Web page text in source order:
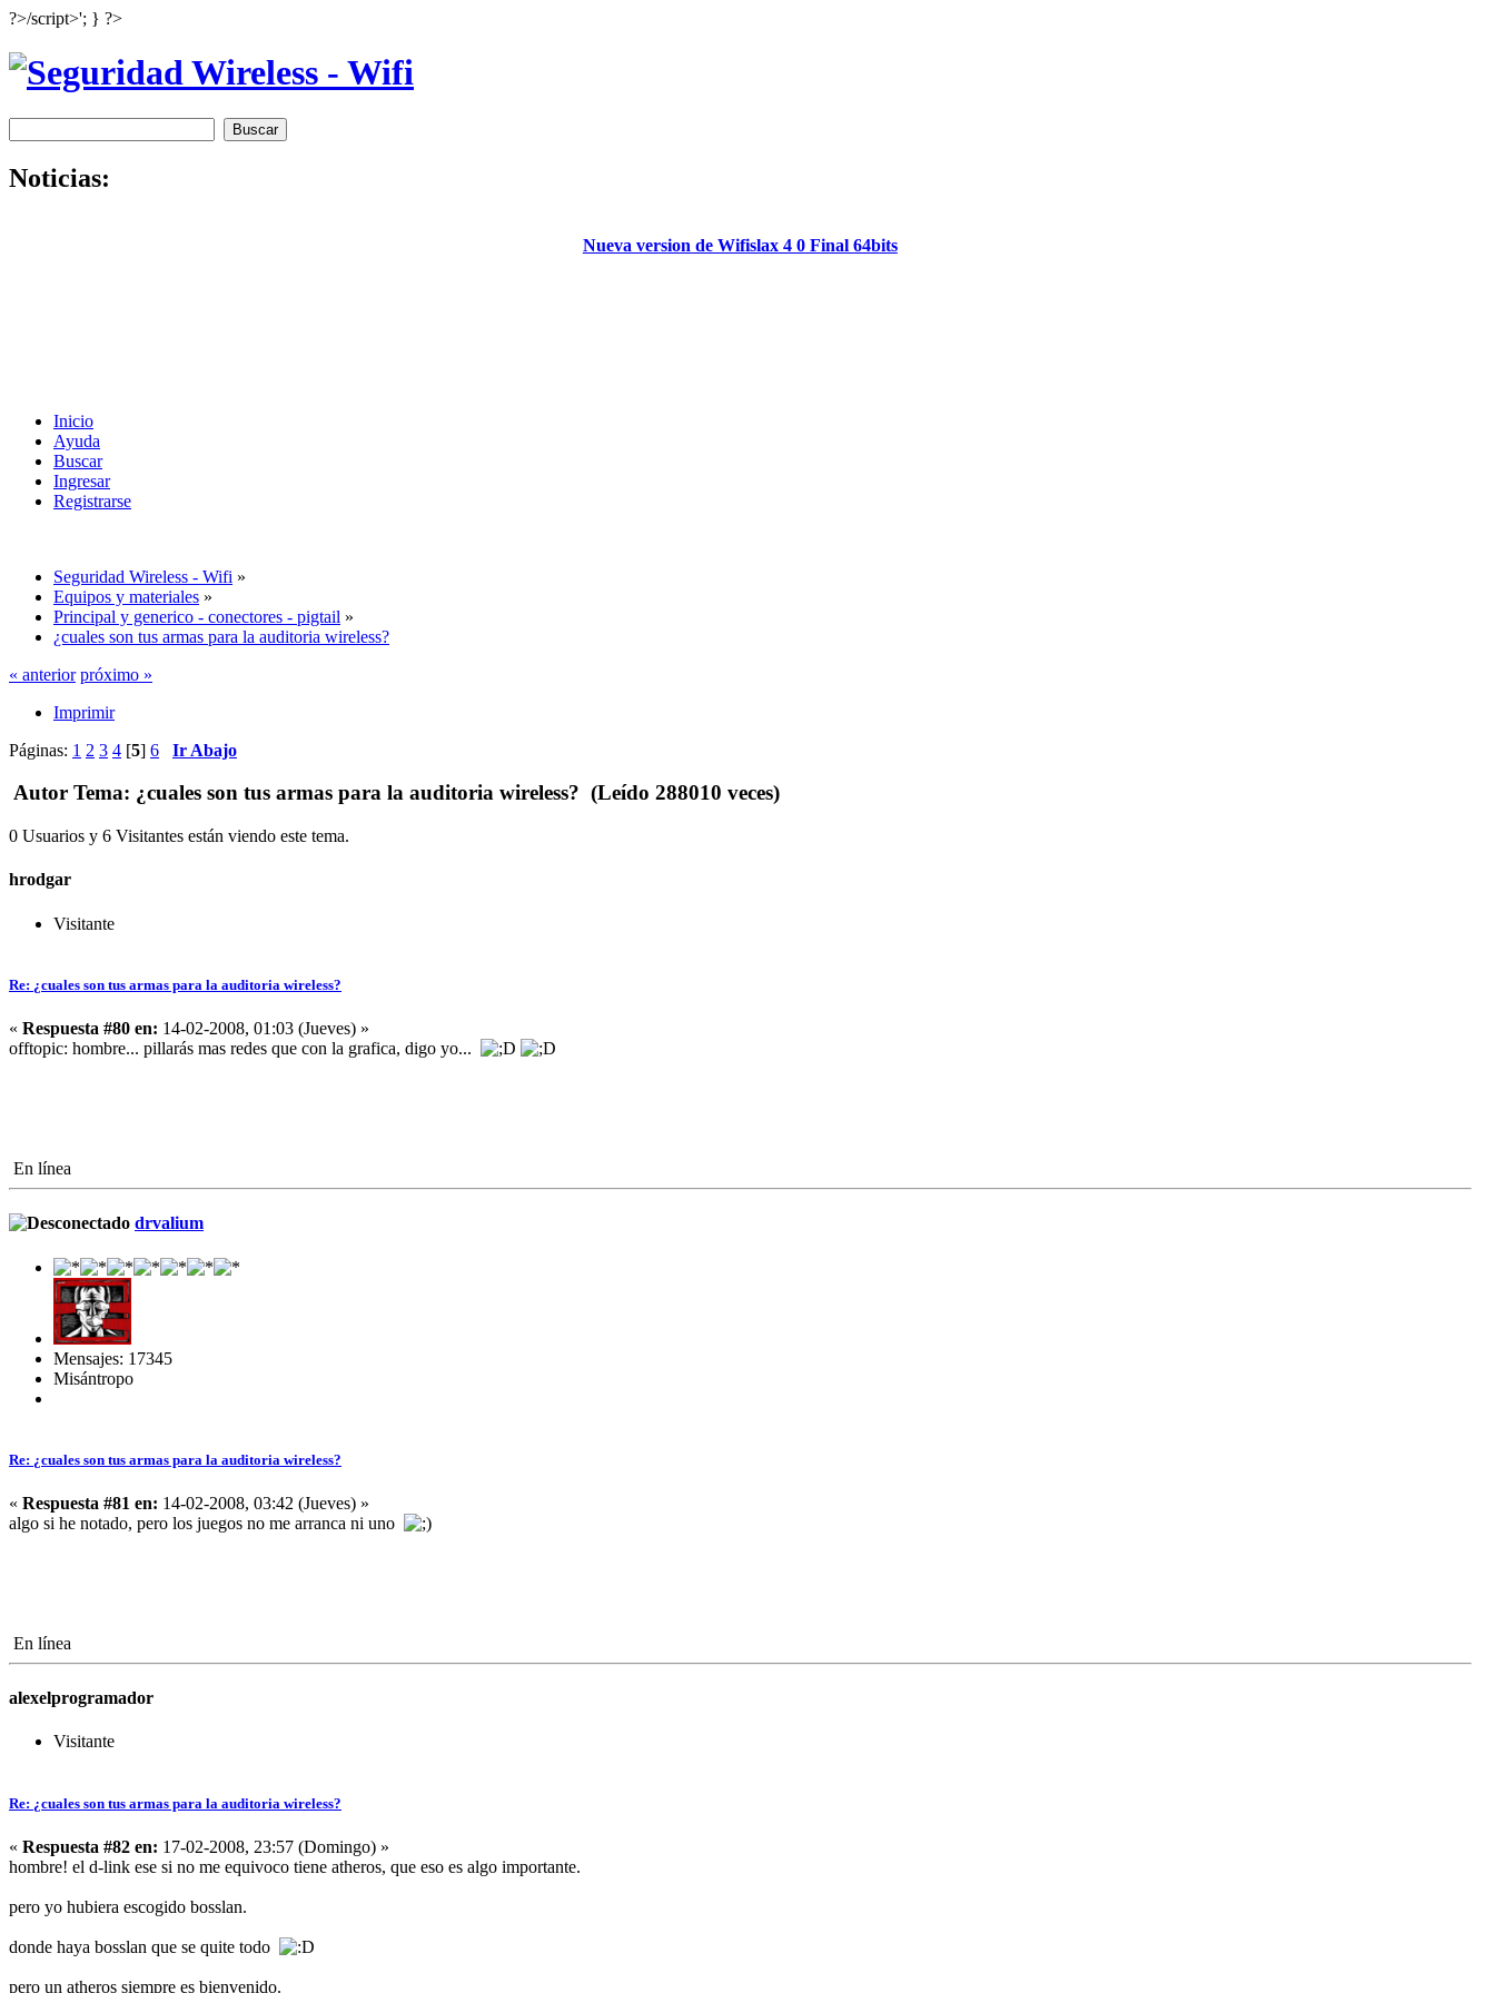
?>/script>'; } ?>
Noticias:
Nueva version de Wifislax 4 0 Final 64bits
Inicio
Ayuda
Buscar
Ingresar
Registrarse
Seguridad Wireless - Wifi »
Equipos y materiales »
Principal y generico - conectores - pigtail »
¿cuales son tus armas para la auditoria wireless?
« anterior próximo »
Imprimir
Páginas: 1 2 3 4 [5] 6 Ir Abajo
Autor Tema: ¿cuales son tus armas para la auditoria wireless? (Leído 288010 veces)
0 Usuarios y 6 Visitantes están viendo este tema.
hrodgar
Visitante
Re: ¿cuales son tus armas para la auditoria wireless?
« Respuesta #80 en: 14-02-2008, 01:03 (Jueves) »
offtopic: hombre... pillarás mas redes que con la grafica, digo yo...
En línea
drvalium
Mensajes: 17345
Misántropo
Re: ¿cuales son tus armas para la auditoria wireless?
« Respuesta #81 en: 14-02-2008, 03:42 (Jueves) »
algo si he notado, pero los juegos no me arranca ni uno
En línea
alexelprogramador
Visitante
Re: ¿cuales son tus armas para la auditoria wireless?
« Respuesta #82 en: 17-02-2008, 23:57 (Domingo) »
hombre! el d-link ese si no me equivoco tiene atheros, que eso es algo importante.
pero yo hubiera escogido bosslan.
donde haya bosslan que se quite todo
pero un atheros siempre es bienvenido.